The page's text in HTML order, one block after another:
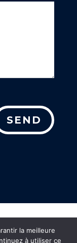
SEND
la meilleure
à utiliser ce